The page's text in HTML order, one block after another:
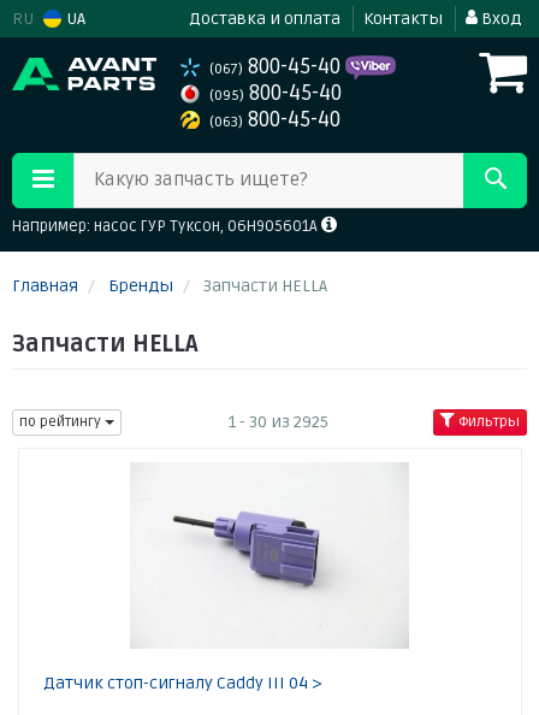
RU UA Доставка и оплата Контакты Вход
(067) 800-45-40
(095) 800-45-40
(063) 800-45-40
Какую запчасть ищете?
Например: насос ГУР Туксон, 06H905601A
Главная Бренды Запчасти HELLA
Запчасти HELLA
по рейтингу 1 - 30 из 2925 Фильтры
Датчик стоп-сигналу Caddy III 04 >